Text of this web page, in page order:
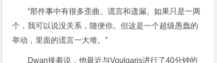
“那件事中有很多歪曲、谎言和遗漏。如果只是一两
个，我可以说没关系，随便你。但这是一个超级愚蠢的
举动，里面的谎言一大堆。”
Dwan接着说，他最近与Voulgaris进行了40分钟的